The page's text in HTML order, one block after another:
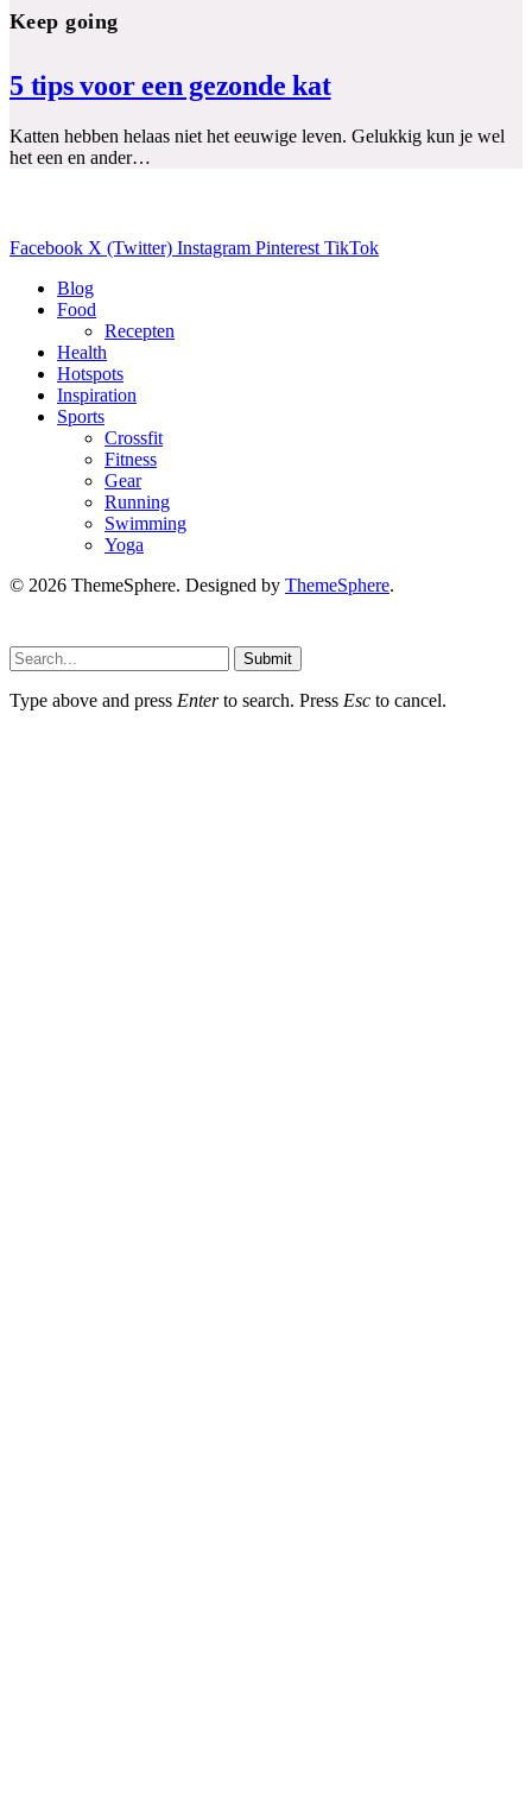
Keep going
5 tips voor een gezonde kat
Katten hebben helaas niet het eeuwige leven. Gelukkig kun je wel
het een en ander…
Facebook X (Twitter) Instagram Pinterest TikTok
Blog
Food
Recepten
Health
Hotspots
Inspiration
Sports
Crossfit
Fitness
Gear
Running
Swimming
Yoga
© 2026 ThemeSphere. Designed by ThemeSphere.
Submit
Type above and press Enterto search. Press Esc to cancel.